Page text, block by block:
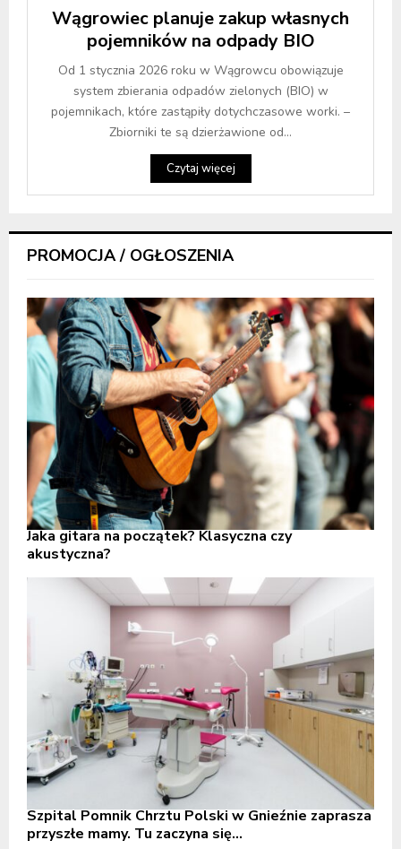
Wągrowiec planuje zakup własnych
pojemników na odpady BIO
Od 1 stycznia 2026 roku w Wągrowcu obowiązuje
system zbierania odpadów zielonych (BIO) w
pojemnikach, które zastąpiły dotychczasowe worki. –
Zbiorniki te są dzierżawione od...
Czytaj więcej
PROMOCJA / OGŁOSZENIA
Jaka gitara na początek? Klasyczna czy
akustyczna?
Szpital Pomnik Chrztu Polski w Gnieźnie zaprasza
przyszłe mamy. Tu zaczyna się...